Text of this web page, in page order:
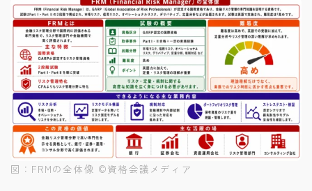
図：FRMの全体像 ©︎資格会議メディア